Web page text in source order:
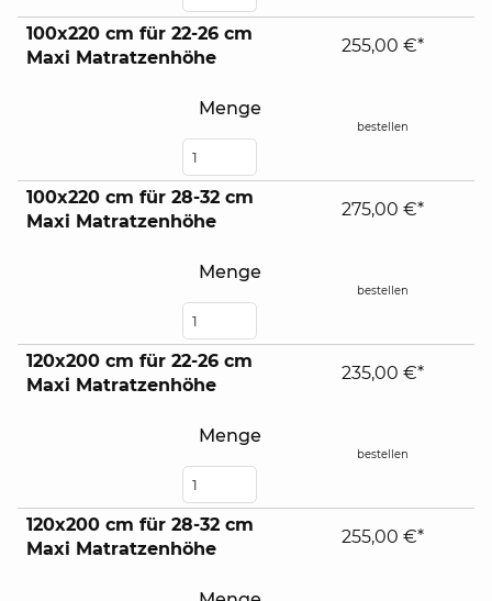
100x220 cm für 22-26 cm
Maxi Matratzenhöhe
Menge
255,00 €*
bestellen
100x220 cm für 28-32 cm
Maxi Matratzenhöhe
Menge
275,00 €*
bestellen
120x200 cm für 22-26 cm
Maxi Matratzenhöhe
Menge
235,00 €*
bestellen
120x200 cm für 28-32 cm
Maxi Matratzenhöhe
255,00 €*